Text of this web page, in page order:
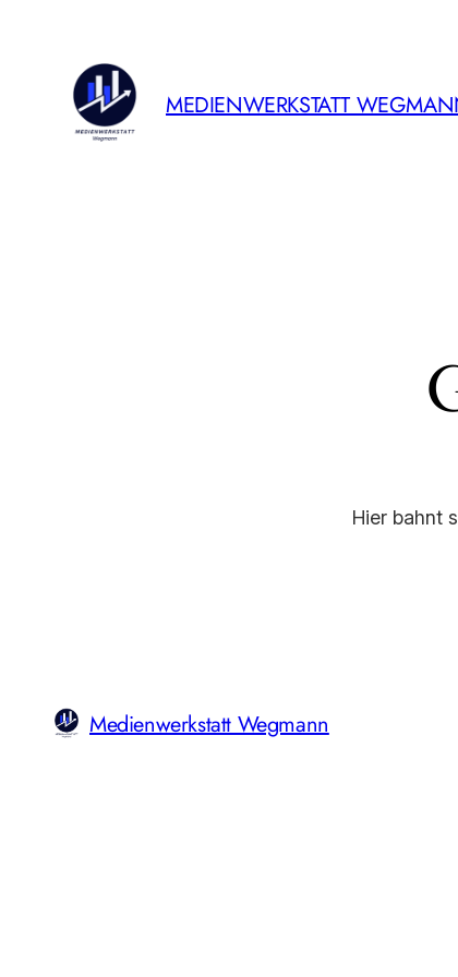
MEDIENWERKSTATT
Hier bahnt
Medienwerkstatt Wegmann